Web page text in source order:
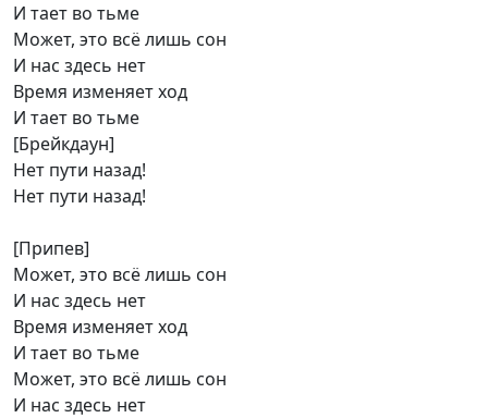
И тает во тьме
Может, это всё лишь сон
И нас здесь нет
Время изменяет ход
И тает во тьме
[Брейкдаун]
Нет пути назад!
Нет пути назад!
[Припев]
Может, это всё лишь сон
И нас здесь нет
Время изменяет ход
И тает во тьме
Может, это всё лишь сон
И нас здесь нет